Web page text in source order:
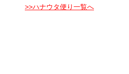
>>ハナウタ便り一覧へ